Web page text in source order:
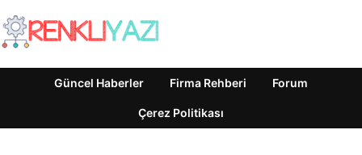
Güncel Haberler Firma Rehberi Forum
Çerez Politikası